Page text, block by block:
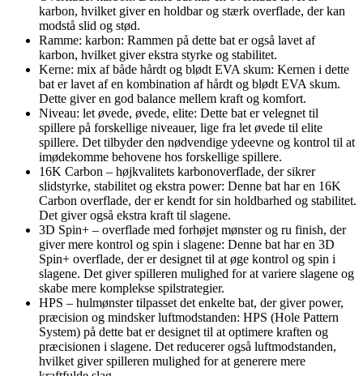
karbon, hvilket giver en holdbar og stærk overflade, der kan
modstå slid og stød.
Ramme: karbon: Rammen på dette bat er også lavet af
karbon, hvilket giver ekstra styrke og stabilitet.
Kerne: mix af både hårdt og blødt EVA skum: Kernen i dette
bat er lavet af en kombination af hårdt og blødt EVA skum.
Dette giver en god balance mellem kraft og komfort.
Niveau: let øvede, øvede, elite: Dette bat er velegnet til
spillere på forskellige niveauer, lige fra let øvede til elite
spillere. Det tilbyder den nødvendige ydeevne og kontrol til at
imødekomme behovene hos forskellige spillere.
16K Carbon – højkvalitets karbonoverflade, der sikrer
slidstyrke, stabilitet og ekstra power: Denne bat har en 16K
Carbon overflade, der er kendt for sin holdbarhed og stabilitet.
Det giver også ekstra kraft til slagene.
3D Spin+ – overflade med forhøjet mønster og ru finish, der
giver mere kontrol og spin i slagene: Denne bat har en 3D
Spin+ overflade, der er designet til at øge kontrol og spin i
slagene. Det giver spilleren mulighed for at variere slagene og
skabe mere komplekse spilstrategier.
HPS – hulmønster tilpasset det enkelte bat, der giver power,
præcision og mindsker luftmodstanden: HPS (Hole Pattern
System) på dette bat er designet til at optimere kraften og
præcisionen i slagene. Det reducerer også luftmodstanden,
hvilket giver spilleren mulighed for at generere mere